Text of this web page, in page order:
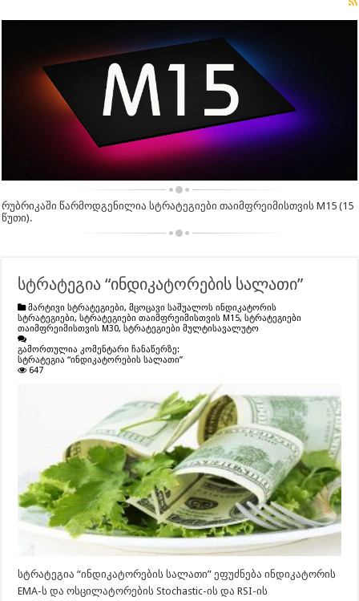
რუბრიკაში წარმოდგენილია სტრატეგიები თაიმფრეიმისთვის M15 (15
წუთი).
სტრატეგია “ინდიკატორების სალათი”
მარტივი სტრატეგიები,მცოცავი საშუალოს ინდიკატორის
სტრატეგიები,სტრატეგიები თაიმფრეიმისთვის M15,სტრატეგიები
თაიმფრეიმისთვის M30,სტრატეგიები მულტისავალუტო
გამორთულია კომენტარი ჩანაწერზე:
სტრატეგია “ინდიკატორების სალათი”
647
სტრატეგია “ინდიკატორების სალათი” ეფუძნება ინდიკატორის
EMA-ს და ოსცილატორების Stochastic-ის და RSI-ის